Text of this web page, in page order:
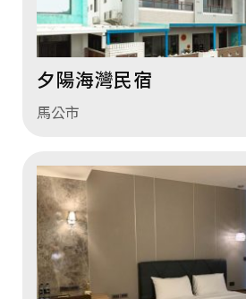
夕陽海灣民宿
馬公市